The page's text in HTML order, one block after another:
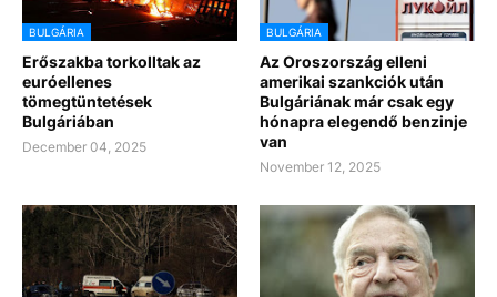
BULGÁRIA
Erőszakba torkolltak az
euróellenes
tömegtüntetések
Bulgáriában
December 04, 2025
BULGÁRIA
Az Oroszország elleni
amerikai szankciók után
Bulgáriának már csak egy
hónapra elegendő benzinje
van
November 12, 2025